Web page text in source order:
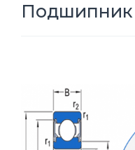
Подшипник